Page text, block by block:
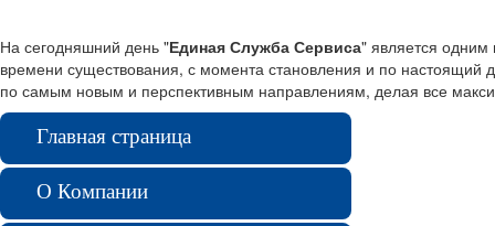
На сегодняшний день "Единая Служба Сервиса" является
времени существования, с момента становления и по настоящий
по самым новым и перспективным направлениям, делая все
Главная страница
О Компании